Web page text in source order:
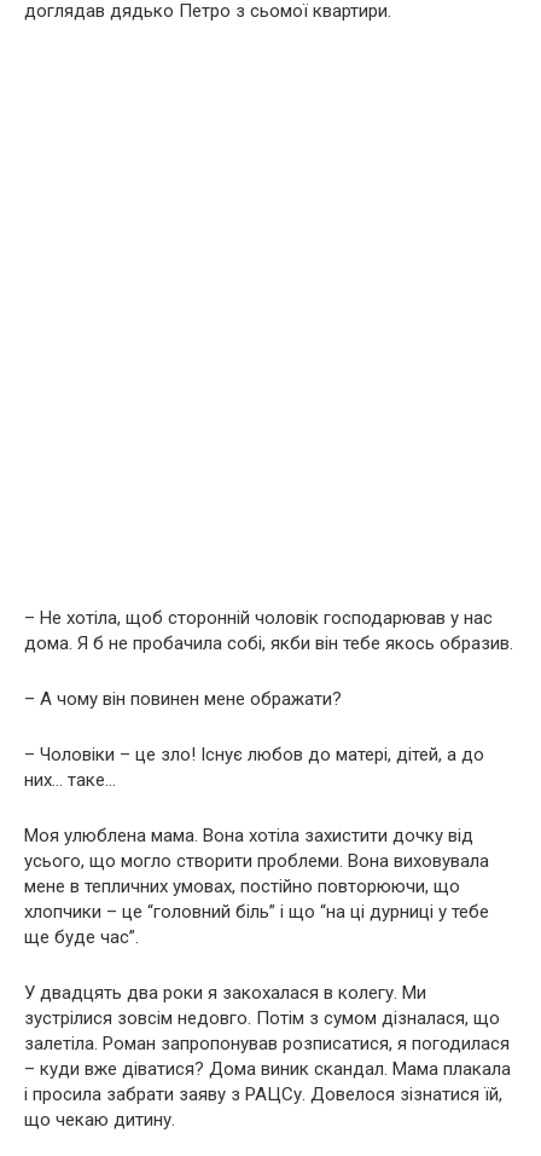
доглядав дядько Петро з сьомої квартири.
– Не хотіла, щоб сторонній чоловік господарював у нас
дома. Я б не пробачила собі, якби він тебе якось образив.
– А чому він повинен мене ображати?
– Чоловіки – це зло! Існує любов до матері, дітей, а до
них… таке…
Моя улюблена мама. Вона хотіла захистити дочку від
усього, що могло створити проблеми. Вона виховувала
мене в тепличних умовах, постійно повторюючи, що
хлопчики – це “головний біль” і що “на ці дурниці у тебе
ще буде час”.
У двадцять два роки я закохалася в колегу. Ми
зустрілися зовсім недовго. Потім з сумом дізналася, що
залетіла. Роман запропонував розписатися, я погодилася
– куди вже діватися? Дома виник скандал. Мама плакала
і просила забрати заяву з РАЦСу. Довелося зізнатися їй,
що чекаю дитину.